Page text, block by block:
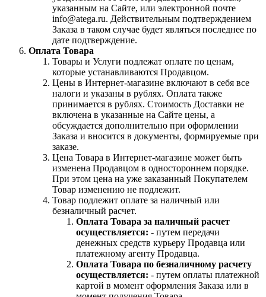
указанным на Сайте, или электронной почте
info@atega.ru. Действительным подтверждением
Заказа в таком случае будет являться последнее по
дате подтверждение.
Оплата Товара
Товары и Услуги подлежат оплате по ценам,
которые устанавливаются Продавцом.
Цены в Интернет-магазине включают в себя все
налоги и указаны в рублях. Оплата также
принимается в рублях. Стоимость Доставки не
включена в указанные на Сайте цены, а
обсуждается дополнительно при оформлении
Заказа и вносится в документы, формируемые при
заказе.
Цена Товара в Интернет-магазине может быть
изменена Продавцом в одностороннем порядке.
При этом цена на уже заказанный Покупателем
Товар изменению не подлежит.
Товар подлежит оплате за наличный или
безналичный расчет.
Оплата Товара за наличный расчет
осуществляется: - путем передачи
денежных средств курьеру Продавца или
платежному агенту Продавца.
Оплата Товара по безналичному расчету
осуществляется: - путем оплаты платежной
картой в момент оформления Заказа или в